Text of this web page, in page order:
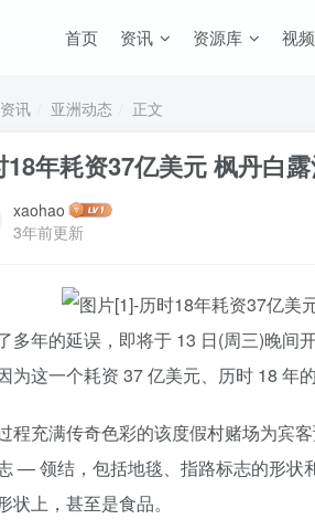
首页 资讯 资源库 视频
资讯 亚洲动态 正文
18年耗资37亿美元 枫丹白
xaohao
3年前更新
多年的延误，即将于 13 日(周三)晚间
为这一个耗资 37 亿美元、历时 18 年
程充满传奇色彩的该度假村赌场为宾
— 领结，包括地毯、指路标志的形状
状上，甚至是食品。